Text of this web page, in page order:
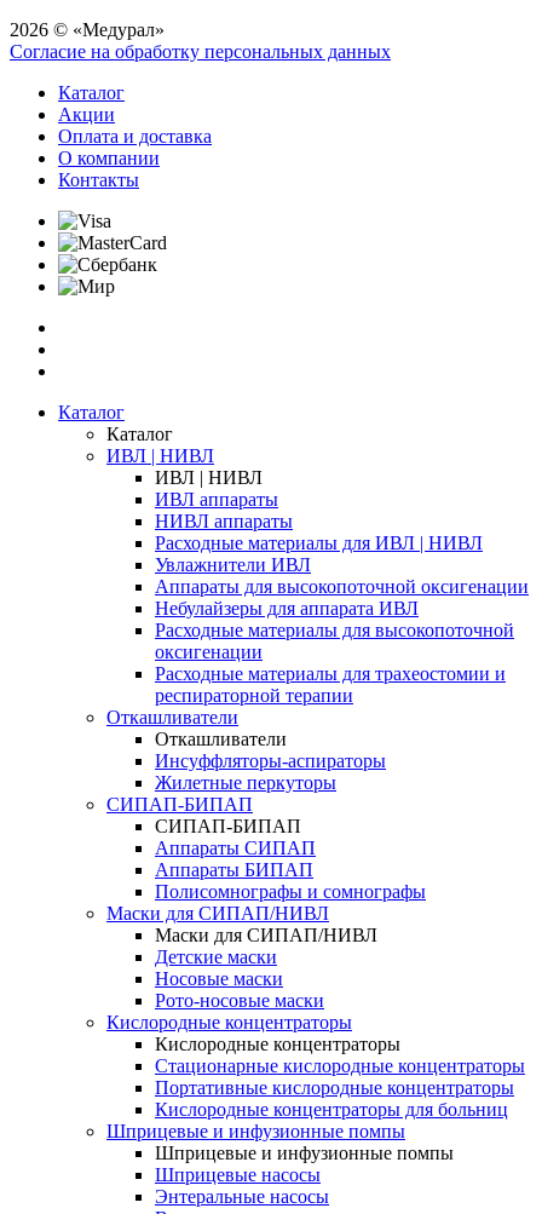
2026 © «Медурал»
Согласие на обработку персональных данных
Каталог
Акции
Оплата и доставка
О компании
Контакты
Каталог
Каталог
ИВЛ | НИВЛ
ИВЛ | НИВЛ
ИВЛ аппараты
НИВЛ аппараты
Расходные материалы для ИВЛ | НИВЛ
Увлажнители ИВЛ
Аппараты для высокопоточной оксигенации
Небулайзеры для аппарата ИВЛ
Расходные материалы для высокопоточной
оксигенации
Расходные материалы для трахеостомии и
респираторной терапии
Откашливатели
Откашливатели
Инсуффляторы-аспираторы
Жилетные перкуторы
CИПАП-БИПАП
CИПАП-БИПАП
Аппараты СИПАП
Аппараты БИПАП
Полисомнографы и сомнографы
Маски для СИПАП/НИВЛ
Маски для СИПАП/НИВЛ
Детские маски
Носовые маски
Рото-носовые маски
Кислородные концентраторы
Кислородные концентраторы
Стационарные кислородные концентраторы
Портативные кислородные концентраторы
Кислородные концентраторы для больниц
Шприцевые и инфузионные помпы
Шприцевые и инфузионные помпы
Шприцевые насосы
Энтеральные насосы